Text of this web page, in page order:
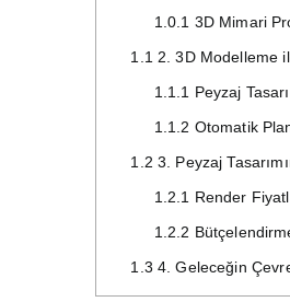
1.0.1 3D Mimari
1.12. 3D Modelleme
1.1.1 Peyzaj
1.1.2 Otomatik
1.2 3. Peyzaj
1.2.1 Render
1.2.2
1.3 4. Geleceğin